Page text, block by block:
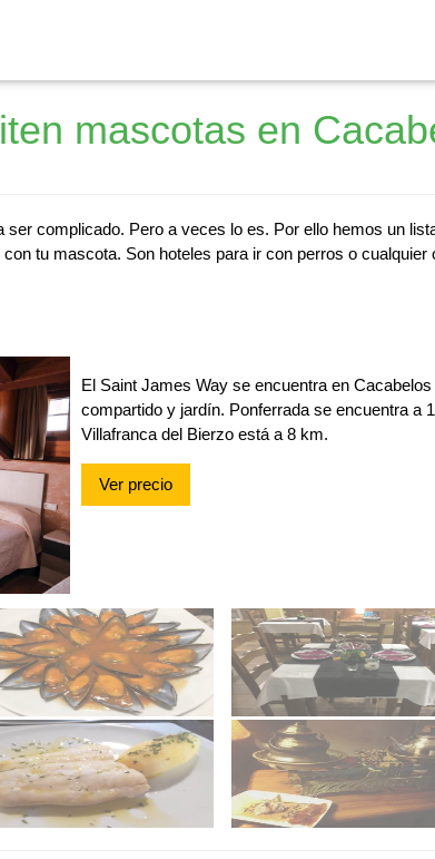
mascotas en
complicado. Pero a veces lo es. Por ello hemos un
tu mascota. Son hoteles para ir con perros o
El Saint James Way se encuentra en
compartido y jardín. Ponferrada se encuentra a
Villafranca del Bierzo está a 8 km.
Ver precio